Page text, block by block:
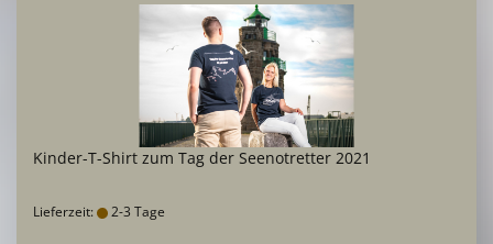
Kinder-T-Shirt zum Tag der Seenotretter 2021
Lieferzeit: 2-3 Tage